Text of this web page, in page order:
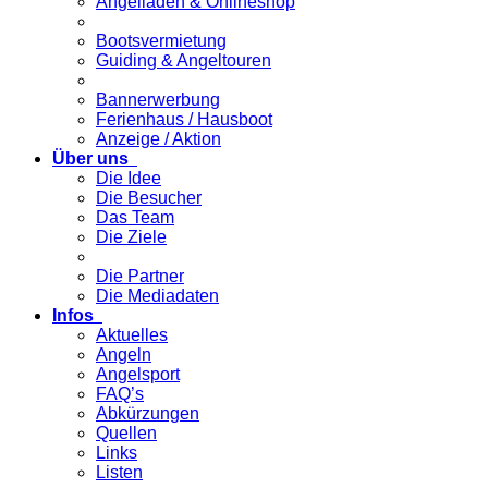
Bootsvermietung
Guiding & Angeltouren
Bannerwerbung
Ferienhaus / Hausboot
Anzeige / Aktion
Über uns
Die Idee
Die Besucher
Das Team
Die Ziele
Die Partner
Die Mediadaten
Infos
Aktuelles
Angeln
Angelsport
FAQ’s
Abkürzungen
Quellen
Links
Listen